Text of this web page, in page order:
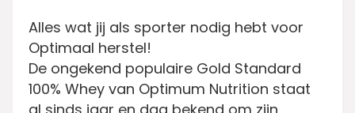
Alles wat jij als sporter nodig hebt voor
Optimaal herstel!
De ongekend populaire Gold Standard
100% Whey van Optimum Nutrition staat